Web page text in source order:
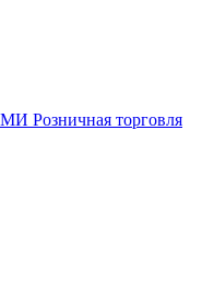
Розничная торговля